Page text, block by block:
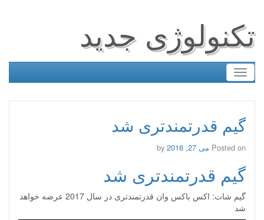
تکنولوژی جدید
Toggle
navigation
گیم قدرتمندتری شد
Posted on می 27, 2016
گیم قدرتمندتری شد
گیم شات: اکس باکس وان قدرتمندتری در سال 2017 عرضه خواهد
شد